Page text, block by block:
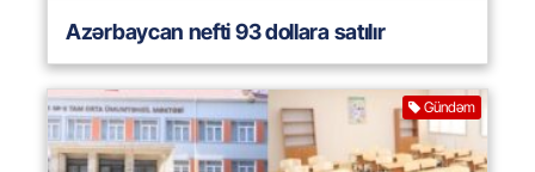
Azərbaycan nefti 93 dollara satılır
Gündəm